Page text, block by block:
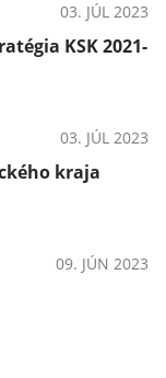
03. JÚL 2023
KSK 2021-
03. JÚL 2023
kraja
09. JÚN 2023